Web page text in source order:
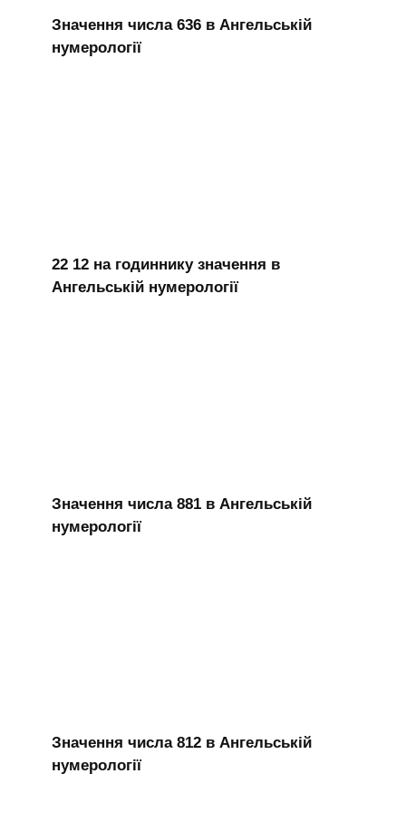
Значення числа 636 в Ангельській
нумерології
22 12 на годиннику значення в
Ангельській нумерології
Значення числа 881 в Ангельській
нумерології
Значення числа 812 в Ангельській
нумерології